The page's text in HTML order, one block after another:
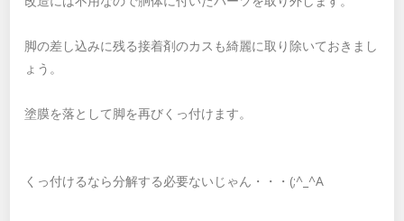
脚の差し込みに残る接着剤のカスも綺麗に取り除いておきまし
ょう。
塗膜を落として脚を再びくっ付けます。
くっ付けるなら分解する必要ないじゃん・・・(;^_^A